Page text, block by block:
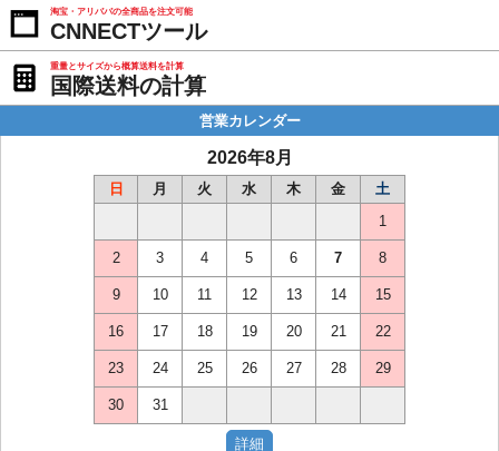
淘宝・アリババの全商品を注文可能
CNNECTツール
重量とサイズから概算送料を計算
国際送料の計算
営業カレンダー
2026年8月
日 月 火 水 木 金
土
1
2 3 4 5 6 7 8
9 10 11 12 13 14 15
16 17 18 19 20 21 22
23 24 25 26 27 28 29
30 31